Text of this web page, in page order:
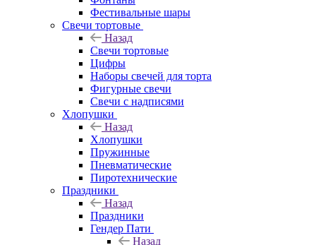
Фестивальные шары
Свечи тортовые
Назад
Свечи тортовые
Цифры
Наборы свечей для торта
Фигурные свечи
Свечи с надписями
Хлопушки
Назад
Хлопушки
Пружинные
Пневматические
Пиротехнические
Праздники
Назад
Праздники
Гендер Пати
Назад